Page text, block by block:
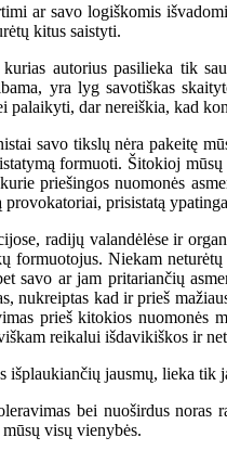
ar savo logiškomis
kitus saistyti.
autorius pasilieka tik
yra lyg savotiškas
dar nereiškia, kad
savo tikslų nėra pakeitę
formuoti. Šitokioj
priešingos nuomonės
prisistatą
radijų valandėlėse ir
formuotojus. Niekam
savo ar jam pritariančių
nukreiptas kad ir prieš
prieš kitokios
reikalui išdavikiškos ir
jausmų, lieka tik
bei nuoširdus
visų vienybės.